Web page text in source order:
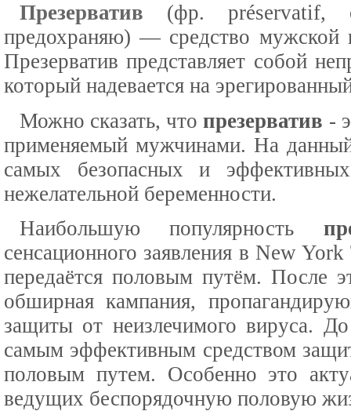
Презерватив (фр. préservatif,
предохраняю) — средство мужской
Презерватив представляет собой
который надевается на
Можно сказать, чтопрезерватив -
применяемый мужчинами. На
самых безопасных и
нежелательной беременности.
Наибольшую популярность
сенсационного заявления в New
передаётся половым путём. После
обширная кампания,
защиты от неизлечимого вируса.
самым эффективным средством
половым путем. Особенно это
ведущих беспорядочную половую